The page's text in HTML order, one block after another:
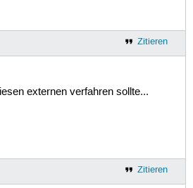
Zitieren
externen verfahren sollte...
Zitieren